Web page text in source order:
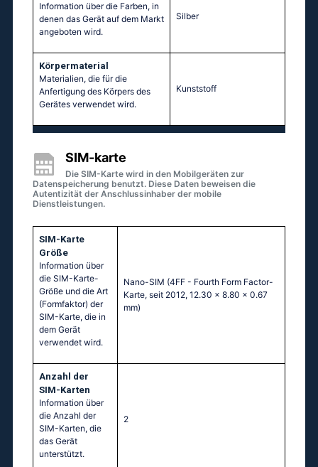
Information über die Farben, in
denen das Gerät auf dem Markt
angeboten wird.
Silber
Körpermaterial
Materialien, die für die
Anfertigung des Körpers des
Gerätes verwendet wird.
Kunststoff
SIM-karte
Die SIM-Karte wird in den Mobilgeräten zur
Datenspeicherung benutzt. Diese Daten beweisen die
Autentizität der Anschlussinhaber der mobile
Dienstleistungen.
SIM-Karte
Größe
Information über
die SIM-Karte-
Größe und die Art
(Formfaktor) der
SIM-Karte, die in
dem Gerät
verwendet wird.
Nano-SIM (4FF - Fourth Form Factor-
Karte, seit 2012, 12.30 x 8.80 x 0.67
mm)
Anzahl der
SIM-Karten
Information über
die Anzahl der
SIM-Karten, die
das Gerät
unterstützt.
2